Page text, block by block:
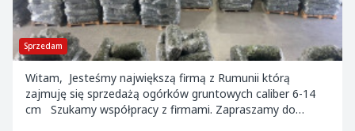
Sprzedam
Witam, Jesteśmy największą firmą z Rumunii którą
zajmuję się sprzedażą ogórków gruntowych caliber 6-14
cm Szukamy współpracy z firmami. Zapraszamy do